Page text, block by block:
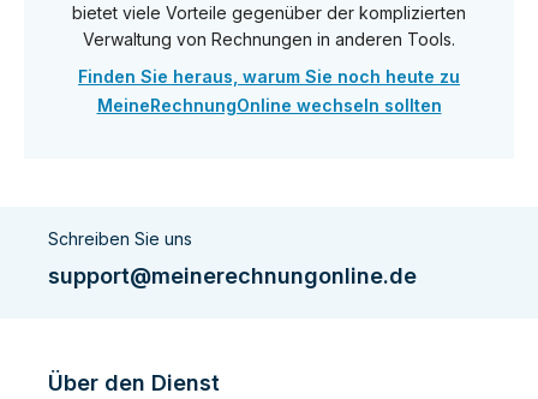
bietet viele Vorteile gegenüber der komplizierten
Verwaltung von Rechnungen in anderen Tools.
Finden Sie heraus, warum Sie noch heute zu
MeineRechnungOnline wechseln sollten
Schreiben Sie uns
support@meinerechnungonline.de
Über den Dienst